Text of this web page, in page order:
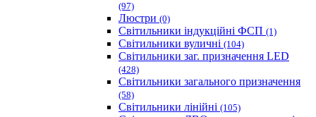
(97)
Люстри (0)
Світильники індукційні ФСП (1)
Світильники вуличні (104)
Світильники заг. призначення LED
(428)
Світильники загального призначення
(58)
Світильники лінійні (105)